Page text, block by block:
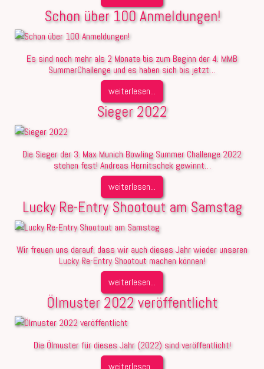
Schon über 100 Anmeldungen!
Es sind noch mehr als 2 Monate bis zum Beginn der 4. MMB
SummerChallenge und es haben sich bis jetzt…
weiterlesen...
Sieger 2022
Die Sieger der 3. Max Munich Bowling Summer Challenge 2022
stehen fest! Andreas Hernitschek gewinnt…
weiterlesen...
Lucky Re-Entry Shootout am Samstag
Wir freuen uns darauf, dass wir auch dieses Jahr wieder unseren
Lucky Re-Entry Shootout machen können!
weiterlesen...
Ölmuster 2022 veröffentlicht
Die Ölmuster für dieses Jahr (2022) sind veröffentlicht!
weiterlesen...